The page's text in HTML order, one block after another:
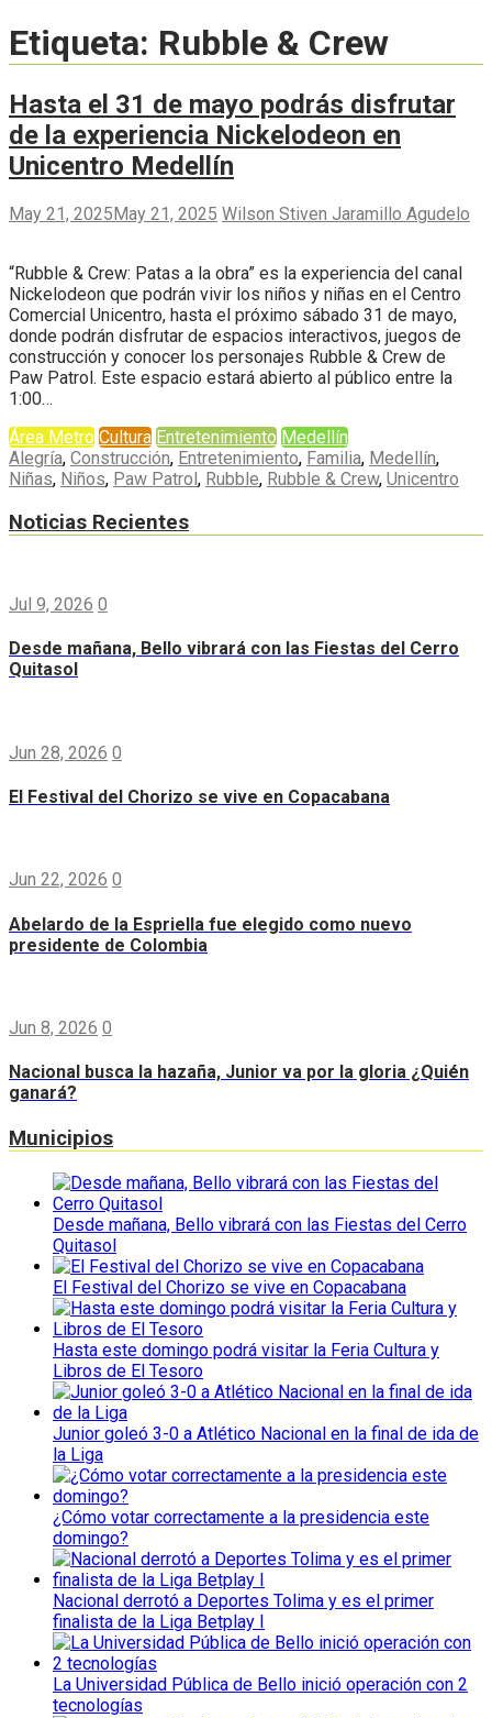
Etiqueta: Rubble & Crew
Hasta el 31 de mayo podrás disfrutar
de la experiencia Nickelodeon en
Unicentro Medellín
May 21, 2025May 21, 2025 Wilson Stiven Jaramillo Agudelo
“Rubble & Crew: Patas a la obra” es la experiencia del canal
Nickelodeon que podrán vivir los niños y niñas en el Centro
Comercial Unicentro, hasta el próximo sábado 31 de mayo,
donde podrán disfrutar de espacios interactivos, juegos de
construcción y conocer los personajes Rubble & Crew de
Paw Patrol. Este espacio estará abierto al público entre la
1:00…
Área Metro Cultura Entretenimiento Medellín
Alegría, Construcción, Entretenimiento, Familia, Medellín,
Niñas, Niños, Paw Patrol, Rubble, Rubble & Crew, Unicentro
Noticias Recientes
Jul 9, 2026 0
Desde mañana, Bello vibrará con las Fiestas del Cerro
Quitasol
Jun 28, 2026 0
El Festival del Chorizo se vive en Copacabana
Jun 22, 2026 0
Abelardo de la Espriella fue elegido como nuevo
presidente de Colombia
Jun 8, 2026 0
Nacional busca la hazaña, Junior va por la gloria ¿Quién
ganará?
Municipios
Desde mañana, Bello vibrará con las Fiestas del Cerro
Quitasol
El Festival del Chorizo se vive en Copacabana
Hasta este domingo podrá visitar la Feria Cultura y
Libros de El Tesoro
Junior goleó 3-0 a Atlético Nacional en la final de ida de
la Liga
¿Cómo votar correctamente a la presidencia este
domingo?
Nacional derrotó a Deportes Tolima y es el primer
finalista de la Liga Betplay I
La Universidad Pública de Bello inició operación con 2
tecnologías